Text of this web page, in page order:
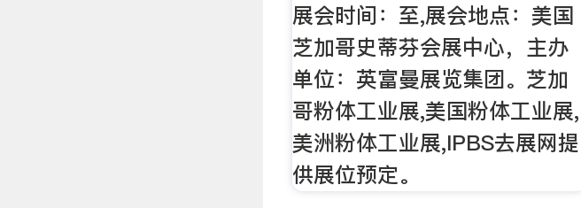
展会时间：至,展会地点：美国
芝加哥史蒂芬会展中心，主办
单位：英富曼展览集团。芝加
哥粉体工业展,美国粉体工业展,
美洲粉体工业展,IPBS去展网提
供展位预定。